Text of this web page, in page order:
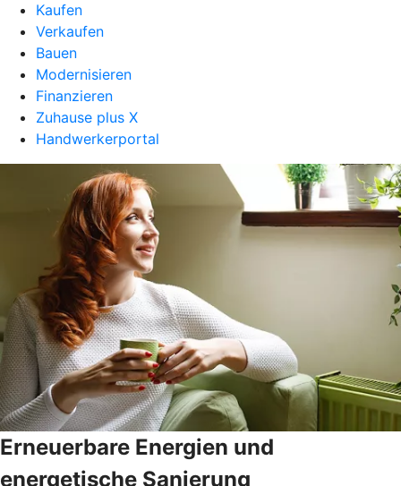
Kaufen
Verkaufen
Bauen
Modernisieren
Finanzieren
Zuhause plus X
Handwerkerportal
Erneuerbare Energien und
energetische Sanierung